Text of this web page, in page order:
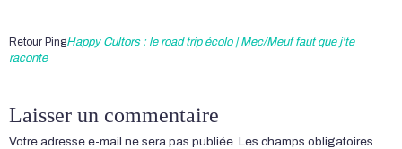
Retour PingHappy Cultors : le road trip écolo | Mec/Meuf faut que j'te
raconte
Laisser un commentaire
Votre adresse e-mail ne sera pas publiée. Les champs obligatoires